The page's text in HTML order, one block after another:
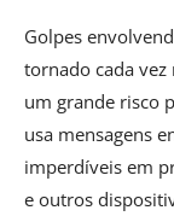
Golpes
tornado cada
um grande risco
usa mensagens
imperdíveis em
e outros